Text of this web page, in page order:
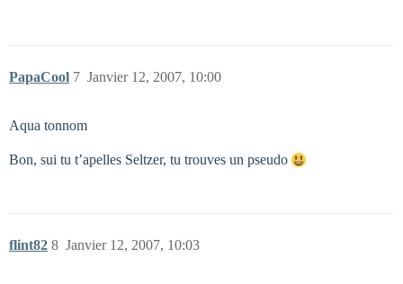
PapaCool Janvier 12, 2007, 10:00
7
Aqua tonnom
Bon, sui tu t’apelles Seltzer, tu trouves un pseudo
flint82 Janvier 12, 2007, 10:03
8